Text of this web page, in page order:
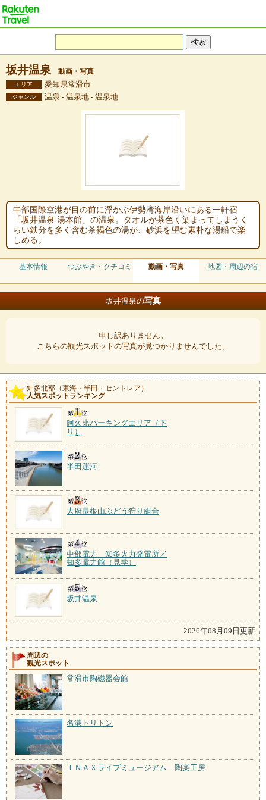
坂井温泉 動画・写真
エリア 愛知県常滑市
ジャンル 温泉 - 温泉地 - 温泉地
中部国際空港が目の前に浮かぶ伊勢湾海岸沿いにある一軒宿
「坂井温泉 湯本館」の温泉。タオルが茶色く染まってしまうく
らい鉄分を多く含む茶褐色の湯が、砂浜を望む素朴な湯船で楽
しめる。
基本情報 つぶやき・クチコミ 動画・写真 地図・周辺の宿
坂井温泉の写真
申し訳ありません。
こちらの観光スポットの写真が見つかりませんでした。
知多北部（東海・半田・セントレア）
人気スポットランキング
阿久比パーキングエリア（下
り）
半田運河
大府長根山ぶどう狩り組合
中部電力 知多火力発電所／
知多電力館（見学）
坂井温泉
2026年08月09日更新
周辺の
観光スポット
常滑市陶磁器会館
名港トリトン
ＩＮＡＸライブミュージアム 陶楽工房